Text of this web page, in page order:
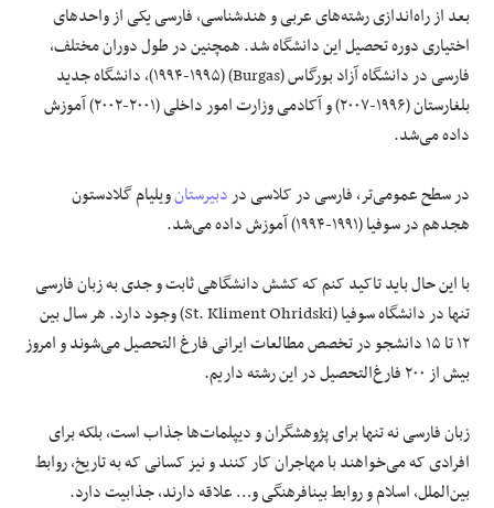
بعد از راه‌اندازی رشته‌های عربی و هندشناسی، فارسی یکی از واحدهای
اختیاری دوره تحصیل این دانشگاه شد. همچنین در طول دوران مختلف،
فارسی در دانشگاه آزاد بورگاس (Burgas) (۱۹۹۴-۱۹۹۵)، دانشگاه جدید
بلغارستان (۱۹۹۶-۲۰۰۷) و آکادمی وزارت امور داخلی (۲۰۰۱-۲۰۰۲) آموزش
داده می‌شد.
در سطح عمومی‌تر، فارسی در کلاسی دردبیرستانویلیام گلادستون
هجدهم در سوفیا (۱۹۹۱-۱۹۹۴) آموزش داده می‌شد.
با این حال باید تاکید کنم که کشش دانشگاهی ثابت و جدی به زبان فارسی
تنها در دانشگاه سوفیا (St. Kliment Ohridski) وجود دارد. هر سال بین
۱۲ تا ۱۵ دانشجو در تخصص مطالعات ایرانی فارغ التحصیل می‌شوند و امروز
بیش از ۲۰۰ فارغ‌التحصیل در این رشته داریم.
زبان فارسی نه تنها برای پژوهشگران و دیپلمات‌ها جذاب است، بلکه برای
افرادی که می‌خواهند با مهاجران کار کنند و نیز کسانی که به تاریخ، روابط
بین‌الملل، اسلام و روابط بینافرهنگی و… علاقه دارند، جذابیت دارد.